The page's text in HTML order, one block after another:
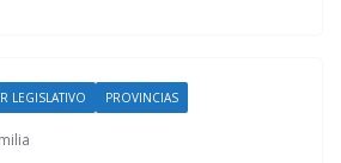
LEGISLATIVO PROVINCIAS